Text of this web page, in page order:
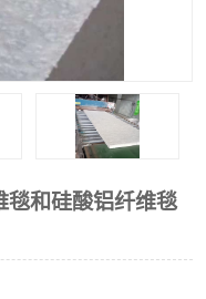
毯和硅酸铝纤维毯